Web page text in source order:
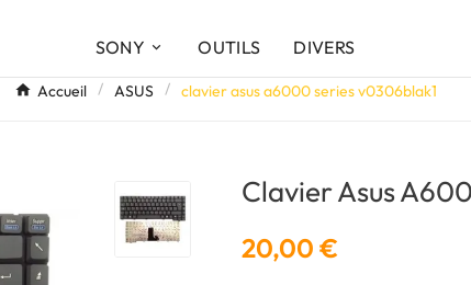
SONY OUTILS DIVERS
Accueil ASUS clavier asus a6000 series v0306blak1
Clavier Asus
20,00 €